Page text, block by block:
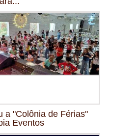
a "Colônia de Férias"
Eventos